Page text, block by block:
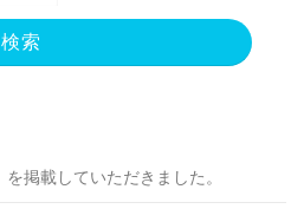
掲載していただきました。